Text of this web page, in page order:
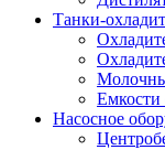
Танки-
Емкости
Насосное